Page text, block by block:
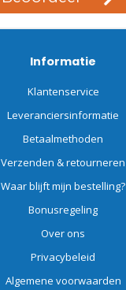
Informatie
Klantenservice
Leveranciersinformatie
Betaalmethoden
Verzenden & retourneren
Waar blijft mijn bestelling?
Bonusregeling
Over ons
Privacybeleid
Algemene voorwaarden